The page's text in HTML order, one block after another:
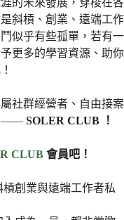
的未來發展，穿梭在各
斜槓、創業、遠端工作
似乎有些孤單，若有一
更多的學習資源、助你
社群經營者、自由接案
—— SOLER CLUB ！
CLUB 會員吧！
創業與遠端工作者私